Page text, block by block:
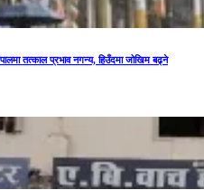
तत्काल प्रभाव नगन्य, हिउँदमा जोखिम बढ्ने